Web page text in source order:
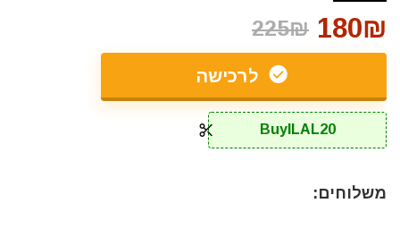
180₪
225₪
לרכישה
BuyILAL20
משלוחים: